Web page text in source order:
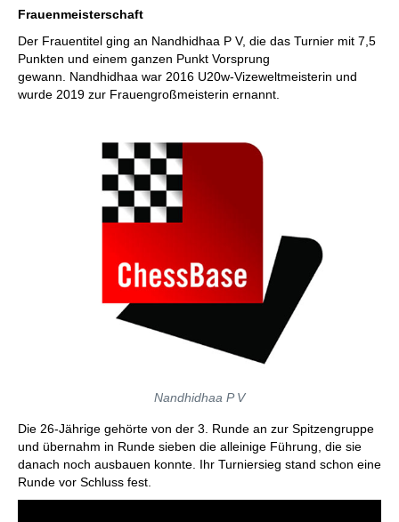
Frauenmeisterschaft
Der Frauentitel ging an Nandhidhaa P V, die das Turnier mit 7,5
Punkten und einem ganzen Punkt Vorsprung
gewann. Nandhidhaa war 2016 U20w-Vizeweltmeisterin und
wurde 2019 zur Frauengroßmeisterin ernannt.
Nandhidhaa P V
Die 26-Jährige gehörte von der 3. Runde an zur Spitzengruppe
und übernahm in Runde sieben die alleinige Führung, die sie
danach noch ausbauen konnte. Ihr Turniersieg stand schon eine
Runde vor Schluss fest.